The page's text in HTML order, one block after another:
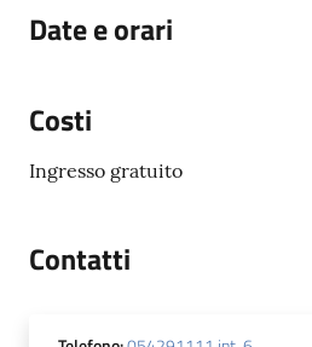
Date e orari
Costi
Ingresso gratuito
Contatti